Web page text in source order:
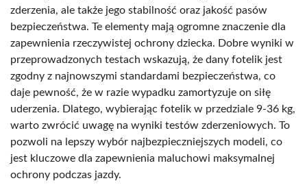
zderzenia, ale także jego stabilność oraz jakość pasów
bezpieczeństwa. Te elementy mają ogromne znaczenie dla
zapewnienia rzeczywistej ochrony dziecka. Dobre wyniki w
przeprowadzonych testach wskazują, że dany fotelik jest
zgodny z najnowszymi standardami bezpieczeństwa, co
daje pewność, że w razie wypadku zamortyzuje on siłę
uderzenia. Dlatego, wybierając fotelik w przedziale 9-36 kg,
warto zwrócić uwagę na wyniki testów zderzeniowych. To
pozwoli na lepszy wybór najbezpieczniejszych modeli, co
jest kluczowe dla zapewnienia maluchowi maksymalnej
ochrony podczas jazdy.